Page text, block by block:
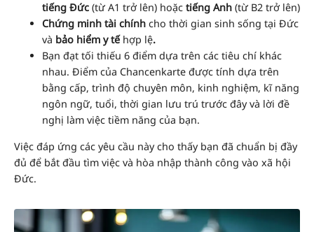
tiếng Đức (từ A1 trở lên) hoặc tiếng Anh (từ B2 trở lên)
Chứng minh tài chính cho thời gian sinh sống tại Đức
và bảo hiểm y tế hợp lệ.
Bạn đạt tối thiếu 6 điểm dựa trên các tiêu chí khác
nhau. Điểm của Chancenkarte được tính dựa trên
bằng cấp, trình độ chuyên môn, kinh nghiệm, kĩ năng
ngôn ngữ, tuổi, thời gian lưu trú trước đây và lời đề
nghị làm việc tiềm năng của bạn.
Việc đáp ứng các yêu cầu này cho thấy bạn đã chuẩn bị đầy
đủ để bắt đầu tìm việc và hòa nhập thành công vào xã hội
Đức.